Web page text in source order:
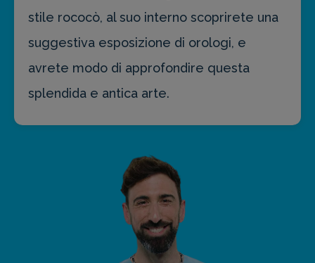
stile rococò, al suo interno scoprirete una
suggestiva esposizione di orologi, e
avrete modo di approfondire questa
splendida e antica arte.